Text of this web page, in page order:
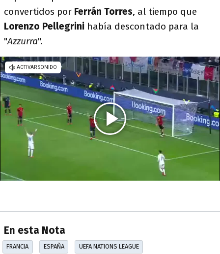
convertidos por Ferrán Torres, al tiempo que
Lorenzo Pellegrini había descontado para la
"Azzurra".
En esta Nota
FRANCIA ESPAÑA UEFA NATIONS LEAGUE